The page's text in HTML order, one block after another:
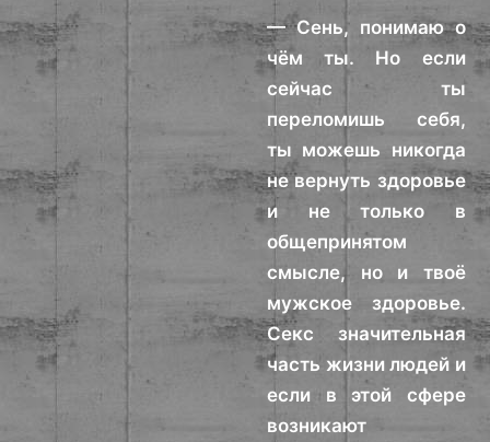
— Сень, понимаю о
чём ты. Но если
сейчас ты
переломишь себя,
ты можешь никогда
не вернуть здоровье
и не только в
общепринятом
смысле, но и твоё
мужское здоровье.
Секс значительная
часть жизни людей и
если в этой сфере
возникают